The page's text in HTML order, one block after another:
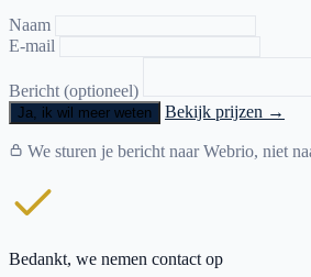
Naam
E-mail
Bericht (optioneel)
Ja, ik wil meer weten Bekijk prijzen →
We sturen je bericht naar Webrio, niet
Bedankt, we nemen contact op